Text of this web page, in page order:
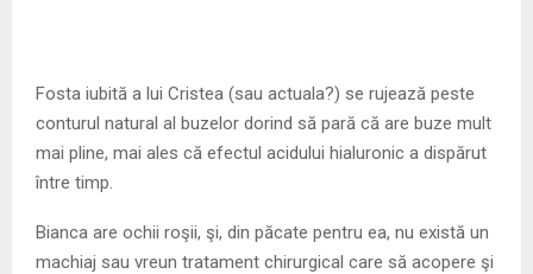
Fosta iubită a lui Cristea (sau actuala?) se rujează peste
conturul natural al buzelor dorind să pară că are buze mult
mai pline, mai ales că efectul acidului hialuronic a dispărut
între timp.
Bianca are ochii roşii, şi, din păcate pentru ea, nu există un
machiaj sau vreun tratament chirurgical care să acopere şi